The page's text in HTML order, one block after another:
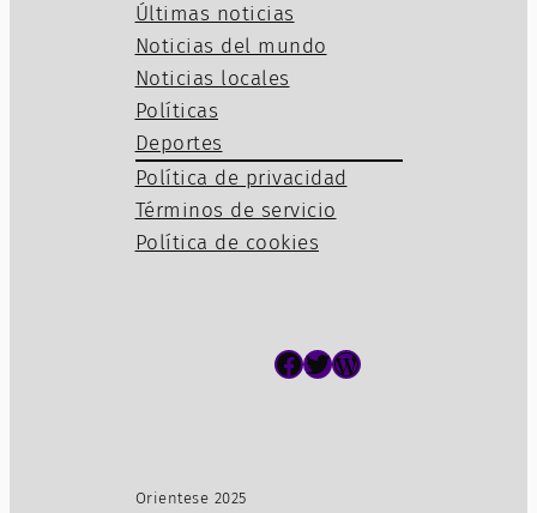
Últimas noticias
Noticias del mundo
Noticias locales
Políticas
Deportes
Política de privacidad
Términos de servicio
Política de cookies
Facebook Twitter WordPress
Orientese 2025